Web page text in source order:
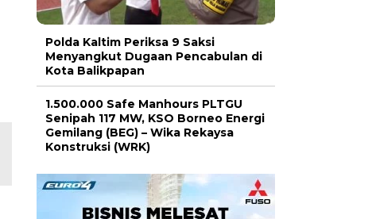
Polda Kaltim Periksa 9 Saksi
Menyangkut Dugaan Pencabulan di
Kota Balikpapan
1.500.000 Safe Manhours PLTGU
Senipah 117 MW, KSO Borneo Energi
Gemilang (BEG) – Wika Rekaysa
Konstruksi (WRK)